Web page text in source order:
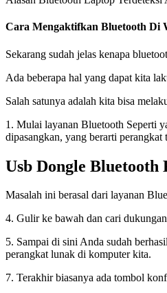
Cara Mengaktifkan Bluetooth Di
Sekarang sudah jelas kenapa
Ada beberapa hal yang dapat kita
Salah satunya adalah kita bisa
1. Mulai layanan Bluetooth Seperti
dipasangkan, yang berarti
Usb Dongle
Masalah ini berasal dari layanan
4. Gulir ke bawah dan cari
5. Sampai di sini Anda sudah
perangkat lunak di komputer kita.
7. Terakhir biasanya ada tombol